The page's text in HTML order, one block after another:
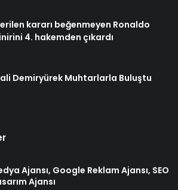
kararı beğenmeyen Ronaldo
4. hakemden çıkardı
Demiryürek Muhtarlarla Buluştu
Ajansı, Google Reklam Ajansı, SEO
Ajansı